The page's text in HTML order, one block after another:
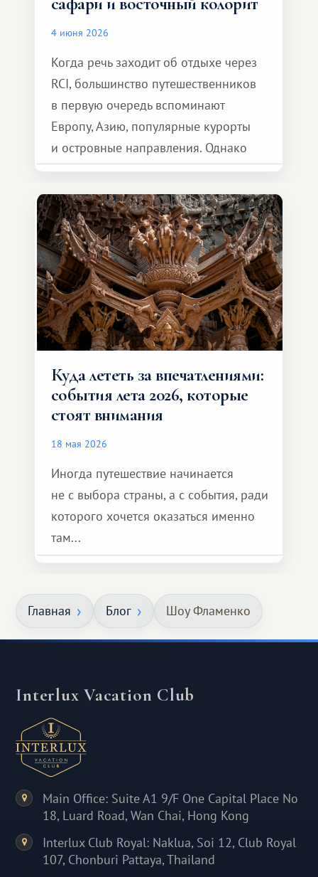
4 июня 2026
Когда речь заходит об отдыхе через
RCI, большинство путешественников
в первую очередь вспоминают
Европу, Азию, популярные курорты
и островные направления. Однако
возможности обменной системы
значительно шире. Среди них есть
и Африка — континент, который
способен подарить совершенно иной
формат путешествия.
Куда лететь за впечатлениями:
события лета 2026, которые
стоят внимания
18 мая 2026
Иногда путешествие начинается
не с выбора страны, а с события, ради
которого хочется оказаться именно
там...
Главная Блог Шоу Фламенко
Interlux Vacation Club
Main Office: Suite A1 9/F One Capital Place No
18, Luard Road, Wan Chai, Hong Kong
Interlux Club Royal: Naklua, Soi 12, Club Royal
107, Chonburi Pattaya, Thailand